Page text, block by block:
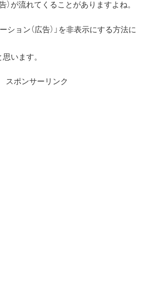
）が流れてくることがありますよね。
ション（広告）」を非表示にする方法に
います。
スポンサーリンク